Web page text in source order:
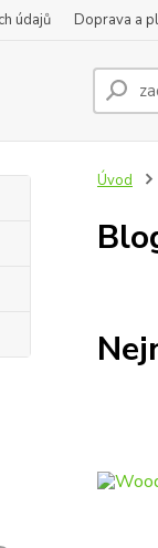
údajů Doprava a
Úvod